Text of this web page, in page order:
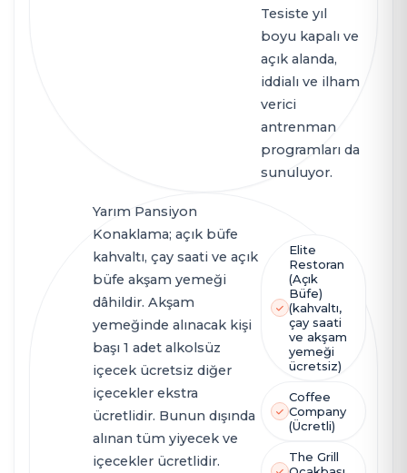
Tesiste yıl
boyu kapalı ve
açık alanda,
iddialı ve ilham
verici
antrenman
programları da
sunuluyor.
Yarım Pansiyon
Konaklama; açık büfe
kahvaltı, çay saati ve açık
büfe akşam yemeği
dâhildir. Akşam
yemeğinde alınacak kişi
başı 1 adet alkolsüz
içecek ücretsiz diğer
içecekler ekstra
ücretlidir. Bunun dışında
alınan tüm yiyecek ve
içecekler ücretlidir.
Elite
Restoran
(Açık
Büfe)
(kahvaltı,
çay saati
ve akşam
yemeği
ücretsiz)
Coffee
Company
(Ücretli)
The Grill